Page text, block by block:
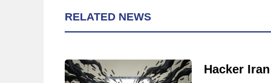
RELATED NEWS
Hacker